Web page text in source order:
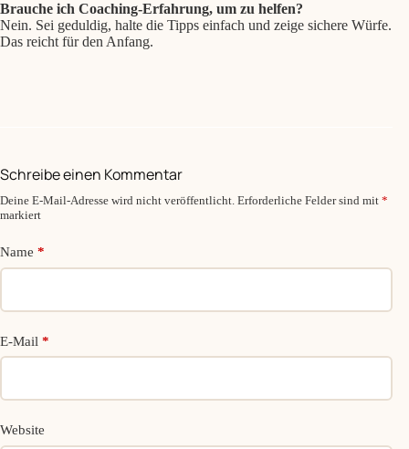
Brauche ich Coaching-Erfahrung, um zu helfen?
Nein. Sei geduldig, halte die Tipps einfach und zeige sichere Würfe.
Das reicht für den Anfang.
Schreibe einen Kommentar
Deine E-Mail-Adresse wird nicht veröffentlicht. Erforderliche Felder sind mit *
markiert
Name *
E-Mail *
Website